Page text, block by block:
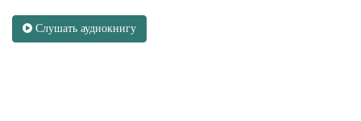
Слушать аудиокнигу